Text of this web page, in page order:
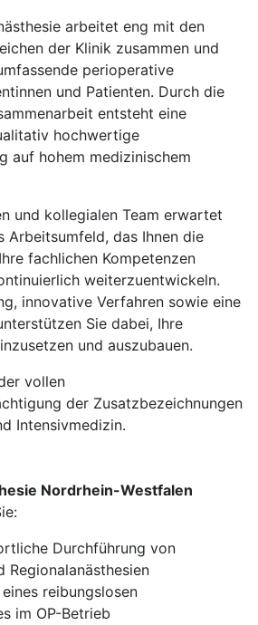
arbeitet eng mit den
der Klinik zusammen und
perioperative
und Patienten. Durch die
entsteht eine
hochwertige
auf hohem medizinischem
und kollegialen Team erwartet
Arbeitsumfeld, das Ihnen die
fachlichen Kompetenzen
weiterzuentwickeln.
innovative Verfahren sowie eine
Sie dabei, Ihre
und auszubauen.
vollen
der Zusatzbezeichnungen
Intensivmedizin.
Nordrhein-Westfalen
Durchführung von
Regionalanästhesien
reibungslosen
im OP-Betrieb